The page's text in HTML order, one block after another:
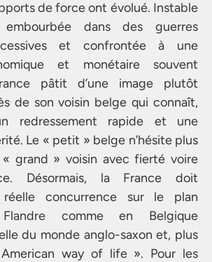
de force ont évolué. Instable
embourbée dans des guerres
et confrontée à une
et monétaire souvent
pâtit d’une image plutôt
de son voisin belge qui connaît,
redressement rapide et une
Le « petit » belge n’hésite plus
grand » voisin avec fierté voire
Désormais, la France doit
concurrence sur le plan
comme en Belgique
du monde anglo-saxon et, plus
way of life ». Pour les